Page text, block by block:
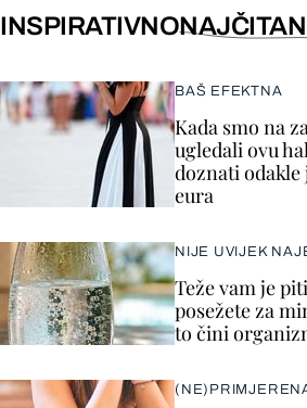
INSPIRATIVNO
BAŠ EFEKTNA
Kada smo na
ugledali ovu
doznati odakle
eura
NIJE UVIJEK
Teže vam je
posežete za
to čini